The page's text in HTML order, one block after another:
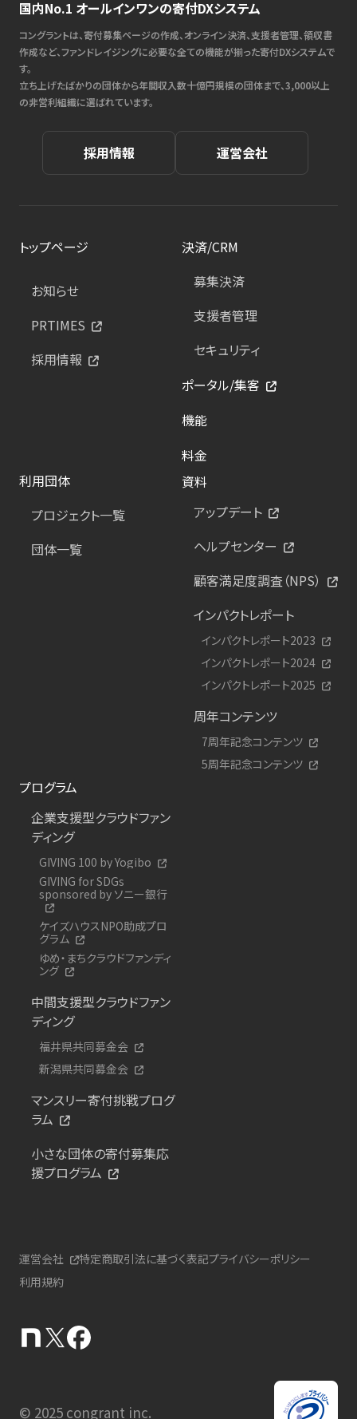
国内No.1 オールインワンの寄付DXシステム
コングラントは、寄付募集ページの作成、オンライン決済、支援者管理、領収書
作成など、ファンドレイジングに必要な全ての機能が揃った寄付DXシステムで
す。
立ち上げたばかりの団体から年間収入数十億円規模の団体まで、3,000以上
の非営利組織に選ばれています。
採用情報 運営会社
トップページ
お知らせ
PRTIMES
採用情報
決済/CRM
募集決済
支援者管理
セキュリティ
ポータル/集客
機能
料金
利用団体
プロジェクト一覧
団体一覧
資料
アップデート
ヘルプセンター
顧客満足度調査（NPS）
インパクトレポート
インパクトレポート2023
インパクトレポート2024
インパクトレポート2025
周年コンテンツ
7周年記念コンテンツ
5周年記念コンテンツ
プログラム
企業支援型クラウドファン
ディング
GIVING 100 by Yogibo
GIVING for SDGs
sponsored by ソニー銀行
ケイズハウスNPO助成プロ
グラム
ゆめ・まちクラウドファンディ
ング
中間支援型クラウドファン
ディング
福井県共同募金会
新潟県共同募金会
マンスリー寄付挑戦プログ
ラム
小さな団体の寄付募集応
援プログラム
運営会社 特定商取引法に基づく表記プライバシーポリシー
利用規約
© 2025 congrant inc.